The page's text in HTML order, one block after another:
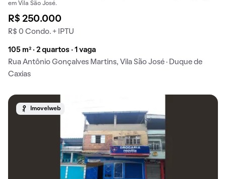
em Vila São José.
R$ 250.000
R$ 0 Condo. + IPTU
105 m² · 2 quartos · 1 vaga
Rua Antônio Gonçalves Martins, Vila São José · Duque de
Caxias
Imovelweb